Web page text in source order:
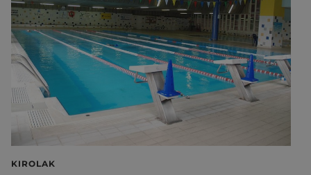
KIROLAK